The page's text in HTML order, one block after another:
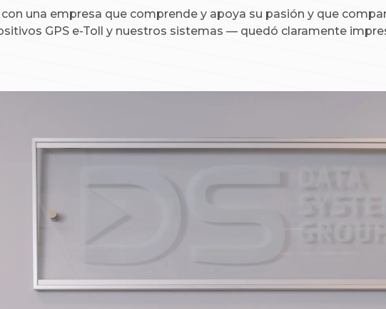
una empresa que comprende y apoya su pasión y que
GPS e-Toll y nuestros sistemas — quedó claramente